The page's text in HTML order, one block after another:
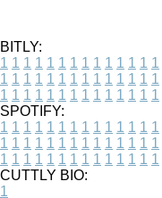
BITLY:
1 1 1 1 1 1 1 1 1 1 1 1 1 1
1 1 1 1 1 1 1 1 1 1 1 1 1 1
1 1 1 1 1 1 1 1 1 1 1 1 1 1
SPOTIFY:
1 1 1 1 1 1 1 1 1 1 1 1 1 1
1 1 1 1 1 1 1 1 1 1 1 1 1 1
1 1 1 1 1 1 1 1 1 1 1 1 1 1
CUTTLY BIO:
1